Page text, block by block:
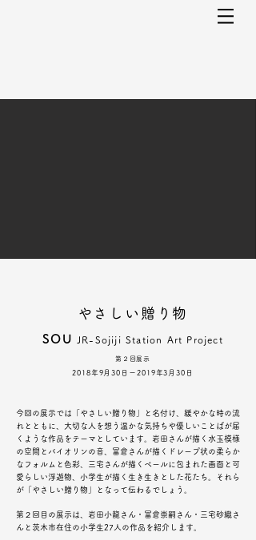
やさしい贈り物
SOU JR-Sojiji Station Art Project
第２回展示
2018年9月30日ー2019年3月30日
今回の展示では「やさしい贈り物」と名付け、緩やかな時の流
れとともに、大切な人を想う温かな気持ちや優しいことばが届
くような作品をテーマとしています。岩田さんが描く水玉模様
の空間とバイオリンの音、冨倉さんが描くドレープ状の柔らか
なフォルムと色彩、三宅さんが描くベールに包まれた画面と可
愛らしい浮遊物、小学生が描く生き生きとした花たち。それら
が「やさしい贈り物」となって伝わるでしょう。
第２回目の展示は、岩田小龍さん・冨倉崇嗣さん・三宅砂織さ
んと茨木市在住の小学生27人の作品を紹介します。